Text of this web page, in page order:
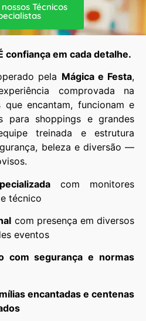
Técnicos
confiança em cada detalhe.
pela Mágica e Festa,
comprovada na
encantam, funcionam e
para shoppings e grandes
treinada e estrutura
beleza e diversão —
com monitores
técnico
com presença em diversos
eventos
com segurança e normas
encantadas e centenas